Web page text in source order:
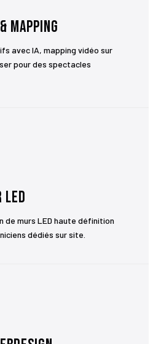
Mapping
avec IA, mapping vidéo sur
pour des spectacles
murs LED haute définition
dédiés sur site.